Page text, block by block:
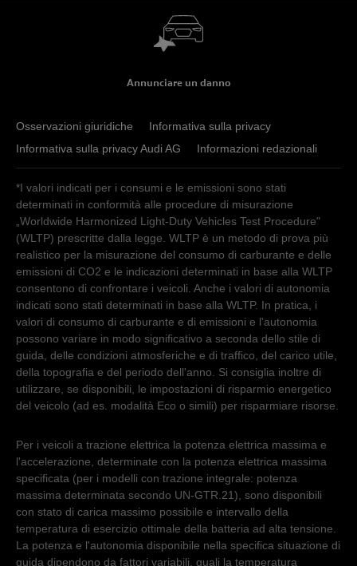
Annunciare un danno
Osservazioni giuridiche
Informativa sulla privacy
Informativa sulla privacy Audi AG
Informazioni redazionali
*I valori indicati per i consumi e le emissioni sono stati
determinati in conformità alle procedure di misurazione
„Worldwide Harmonized Light-Duty Vehicles Test Procedure"
(WLTP) prescritte dalla legge. WLTP è un metodo di prova più
realistico per la misurazione del consumo di carburante e delle
emissioni di CO2 e le indicazioni determinati in base alla WLTP
consentono di confrontare i veicoli. Anche i valori di autonomia
indicati sono stati determinati in base alla WLTP. In pratica, i
valori di consumo di carburante e di emissioni e l'autonomia
possono variare in modo significativo a seconda dello stile di
guida, delle condizioni atmosferiche e di traffico, del carico utile,
della topografia e del periodo dell'anno. Si consiglia inoltre di
utilizzare, se disponibili, le impostazioni di risparmio energetico
del veicolo (ad es. modalità Eco o simili) per risparmiare risorse.
Per i veicoli a trazione elettrica la potenza elettrica massima e
l'accelerazione, determinate con la potenza elettrica massima
specificata (per i modelli con trazione integrale: potenza
massima determinata secondo UN-GTR.21), sono disponibili
con stato di carica massimo possibile e intervallo della
temperatura di esercizio ottimale della batteria ad alta tensione.
La potenza e l'autonomia disponibile nella specifica situazione di
guida dipendono da fattori variabili, quali la temperatura